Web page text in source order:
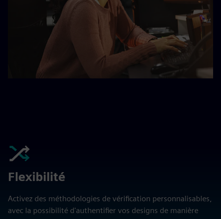
Flexibilité
Activez des méthodologies de vérification personnalisables,
avec la possibilité d'authentifier vos designs de manière